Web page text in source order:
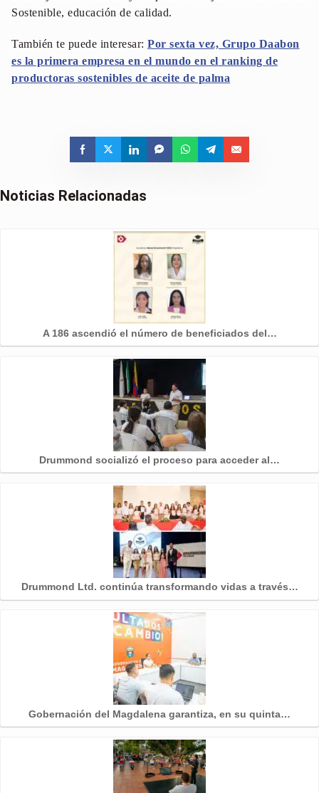
Sostenible, educación de calidad.
También te puede interesar: Por sexta vez, Grupo Daabon
es la primera empresa en el mundo en el ranking de
productoras sostenibles de aceite de palma
Noticias Relacionadas
A 186 ascendió el número de beneficiados del…
Drummond socializó el proceso para acceder al…
Drummond Ltd. continúa transformando vidas a través…
Gobernación del Magdalena garantiza, en su quinta…